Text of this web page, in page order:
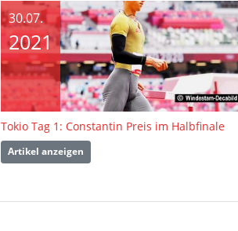
30.07.
2021
Tokio Tag 1: Constantin Preis im Halbfinale
Artikel anzeigen